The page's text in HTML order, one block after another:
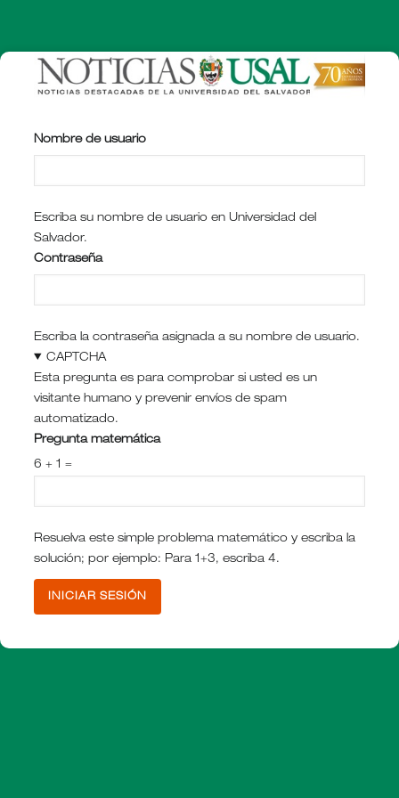
contenido
principal
Nombre de usuario
Escriba su nombre de usuario en Universidad del
Salvador.
Contraseña
Escriba la contraseña asignada a su nombre de usuario.
CAPTCHA
Esta pregunta es para comprobar si usted es un
visitante humano y prevenir envíos de spam
automatizado.
Pregunta matemática
6 + 1 =
Resuelva este simple problema matemático y escriba la
solución; por ejemplo: Para 1+3, escriba 4.